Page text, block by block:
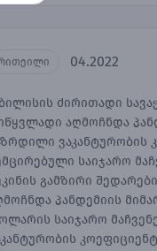
04.2022
ძირითადი
აღმოჩნდა
ვაკანტურობის
საიჯარო
გამზირი
პანდემიის
საიჯარო